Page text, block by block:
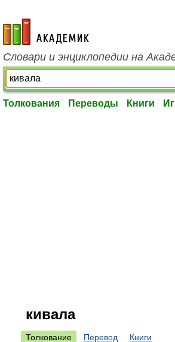
academic.ru
Словари и энциклопедии на
Толкования Переводы Книги
кивала
Толкование Перевод Книги